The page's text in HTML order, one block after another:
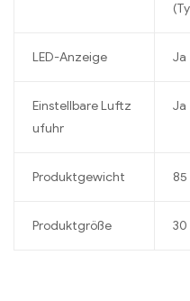
LED-Anzeige Ja
Einstellbare Luftz
ufuhr
Ja
Produktgewicht
Produktgröße 30